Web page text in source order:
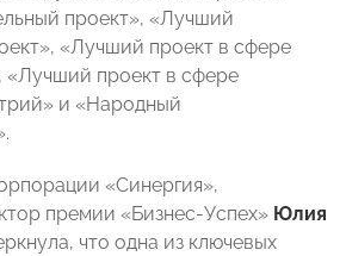
проект», «Лучший
«Лучший проект в сфере
«Лучший проект в сфере
и «Народный
«Синергия»,
премии «Бизнес-Успех» Юлия
что одна из ключевых